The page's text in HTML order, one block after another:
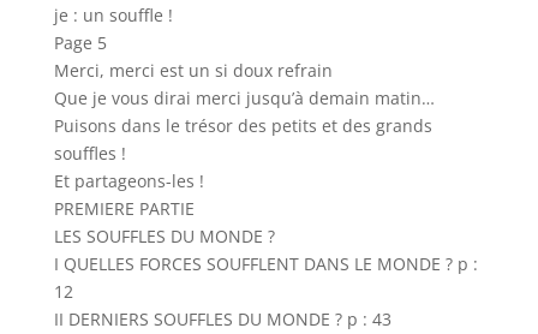
je : un souffle !
Page 5
Merci, merci est un si doux refrain
Que je vous dirai merci jusqu’à demain matin…
Puisons dans le trésor des petits et des grands
souffles !
Et partageons-les !
PREMIERE PARTIE
LES SOUFFLES DU MONDE ?
I QUELLES FORCES SOUFFLENT DANS LE MONDE ? p :
12
II DERNIERS SOUFFLES DU MONDE ? p : 43